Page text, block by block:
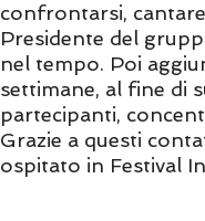
confrontarsi,
Presidente del
nel tempo. Poi
settimane, al fine di
partecipanti,
Grazie a questi
ospitato in Festival